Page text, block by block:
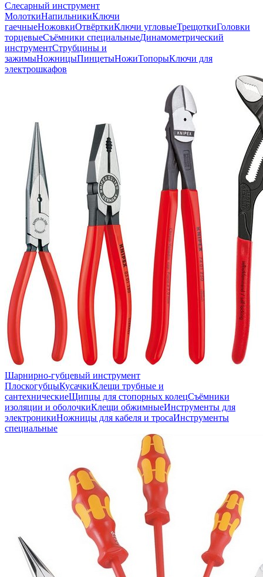
Слесарный инструмент
МолоткиНапильникиКлючи
гаечныеНожовкиОтвёрткиКлючи угловыеТрещоткиГоловки
торцевыеСъёмники специальныеДинамометрический
инструментСтрубцины и
зажимыНожницыПинцетыНожиТопорыКлючи для
электрошкафов
Шарнирно-губцевый инструмент
ПлоскогубцыКусачкиКлещи трубные и
сантехническиеЩипцы для стопорных колецСъёмники
изоляции и оболочкиКлещи обжимныеИнструменты для
электроникиНожницы для кабеля и тросаИнструменты
специальные